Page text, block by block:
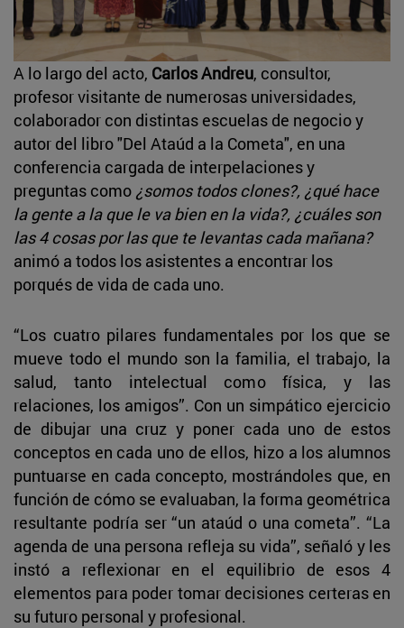
A lo largo del acto, Carlos Andreu, consultor,
profesor visitante de numerosas universidades,
colaborador con distintas escuelas de negocio y
autor del libro "Del Ataúd a la Cometa", en una
conferencia cargada de interpelaciones y
preguntas como ¿somos todos clones?, ¿qué hace
la gente a la que le va bien en la vida?, ¿cuáles son
las 4 cosas por las que te levantas cada mañana?
animó a todos los asistentes a encontrar los
porqués de vida de cada uno.
“Los cuatro pilares fundamentales por los que se
mueve todo el mundo son la familia, el trabajo, la
salud, tanto intelectual como física, y las
relaciones, los amigos”. Con un simpático ejercicio
de dibujar una cruz y poner cada uno de estos
conceptos en cada uno de ellos, hizo a los alumnos
puntuarse en cada concepto, mostrándoles que, en
función de cómo se evaluaban, la forma geométrica
resultante podría ser “un ataúd o una cometa”. “La
agenda de una persona refleja su vida”, señaló y les
instó a reflexionar en el equilibrio de esos 4
elementos para poder tomar decisiones certeras en
su futuro personal y profesional.